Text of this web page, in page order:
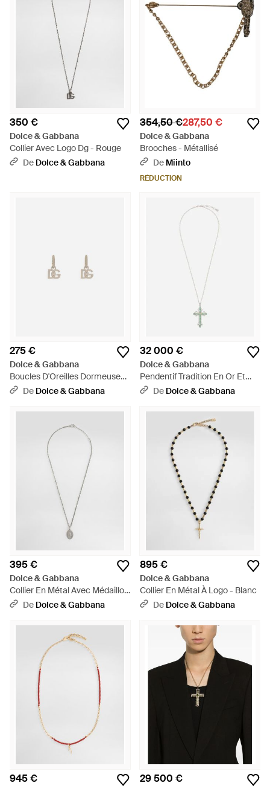
350 €
Dolce & Gabbana
Collier Avec Logo Dg - Rouge
De Dolce & Gabbana
354,50 €287,50 €
Dolce & Gabbana
Brooches - Métallisé
De Miinto
RÉDUCTION
275 €
Dolce & Gabbana
Boucles D'Oreilles Dormeuses
À Logo Dg - Neutre
De Dolce & Gabbana
32 000 €
Dolce & Gabbana
Pendentif Tradition En Or Et
Blanc 18 Ct Avec Émeraudes Et
De Dolce & Gabbana
395 €
Dolce & Gabbana
Collier En Métal Avec Médaillon
Gravé - Blanc
De Dolce & Gabbana
895 €
Dolce & Gabbana
Collier En Métal À Logo - Blanc
De Dolce & Gabbana
945 € 29 500 €